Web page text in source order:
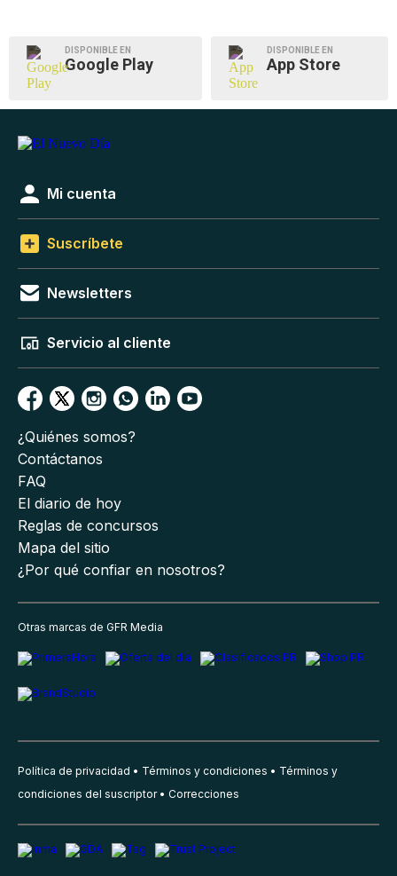
DISPONIBLE EN
Google Play
DISPONIBLE EN
App Store
Mi cuenta
Suscríbete
Newsletters
Servicio al cliente
¿Quiénes somos?
Contáctanos
FAQ
El diario de hoy
Reglas de concursos
Mapa del sitio
¿Por qué confiar en nosotros?
Otras marcas de GFR Media
Política de privacidad Términos y condiciones
Términos y
condiciones del suscriptor
Correcciones